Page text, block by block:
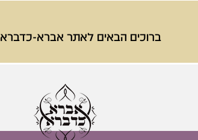
ברוכים הבאים לאתר אברא-כדברא